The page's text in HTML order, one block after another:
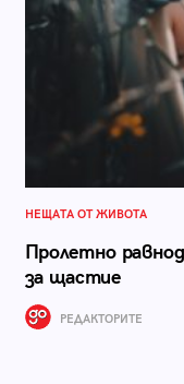
НЕЩАТА ОТ ЖИВОТА
Пролетно
за щастие
РЕДАКТОРИТЕ